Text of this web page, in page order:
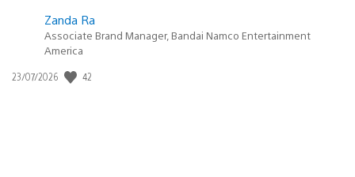
Zanda Ra
Associate Brand Manager, Bandai Namco Entertainment
America
Data
23/07/2026 42